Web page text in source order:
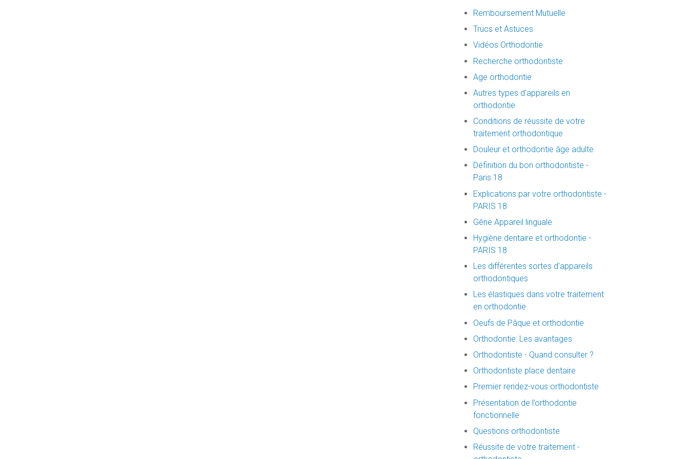
Remboursement Mutuelle
Trucs et Astuces
Vidéos Orthodontie
Recherche orthodontiste
Age orthodontie
Autres types d'appareils en
orthodontie
Conditions de réussite de votre
traitement orthodontique
Douleur et orthodontie âge adulte
Définition du bon orthodontiste -
Paris 18
Explications par votre orthodontiste -
PARIS 18
Gêne Appareil linguale
Hygiène dentaire et orthodontie -
PARIS 18
Les différentes sortes d’appareils
orthodontiques
Les élastiques dans votre traitement
en orthodontie
Oeufs de Pâque et orthodontie
Orthodontie: Les avantages
Orthodontiste - Quand consulter ?
Orthodontiste place dentaire
Premier rendez-vous orthodontiste
Présentation de l’orthodontie
fonctionnelle
Questions orthodontiste
Réussite de votre traitement -